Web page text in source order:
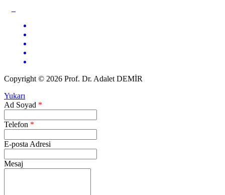
Copyright © 2026 Prof. Dr. Adalet DEMİR
Yukarı
Ad Soyad *
Telefon *
E-posta Adresi
Mesaj